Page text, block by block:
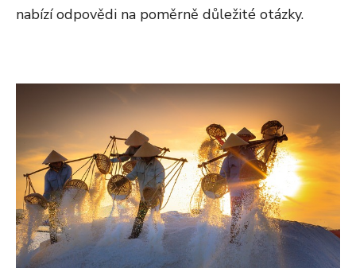
nabízí odpovědi na poměrně důležité otázky.